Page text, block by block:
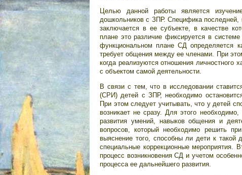
Целью данной работы является
дошкольников с ЗПР. Специфика последней,
заключается в ее субъекте, в качестве
плане это различие фиксируется в
функциональном плане СД определяется
требует общения между ее членами. При
когда реализуются отношения личностного
с объектом самой деятельности.
В связи с тем, что в исследовании
(СРИ) детей с ЗПР, необходимо
При этом следует учитывать, что у детей
возникает не сразу. Для этого
развития умений, навыков общения и
вопросов, который необходимо решить
выяснение того, способны ли дети к такой
специальные коррекционные мероприятия.
процесс возникновения СД и учетом
процесса ее дальнейшего развития.